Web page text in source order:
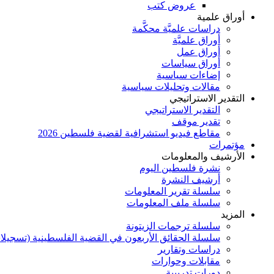
عروض كتب
أوراق علمية
دراسات علميَّة محكَّمة
أوراق علميَّة
أوراق عمل
أوراق سياسات
إضاءات سياسية
مقالات وتحليلات سياسية
التقدير الاستراتيجي
التقدير الاستراتيجي
تقدير موقف
مقاطع فيديو استشرافية لقضية فلسطين 2026
مؤتمرات
الأرشيف والمعلومات
نشرة فلسطين اليوم
أرشيف النشرة
سلسلة تقرير المعلومات
سلسلة ملف المعلومات
المزيد
سلسلة ترجمات الزيتونة
سلسلة الحقائق الأربعون في القضية الفلسطينية
دراسات وتقارير
مقابلات وحوارات